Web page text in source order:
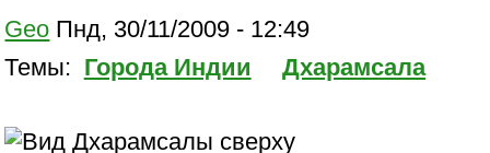
Geo Пнд, 30/11/2009 - 12:49
Темы: Города Индии Дхарамсала